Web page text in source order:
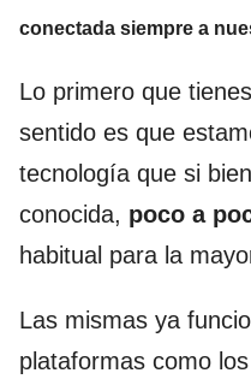
conectada siempre a
Lo primero que
sentido es que
tecnología que si
conocida, poco a
habitual para la
Las mismas ya
plataformas como